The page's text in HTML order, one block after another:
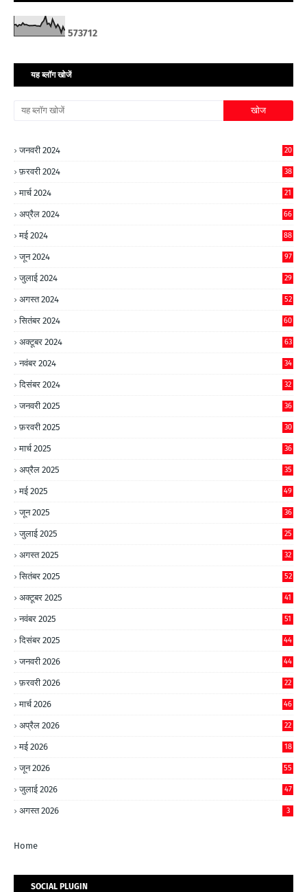
573712
यह ब्लॉग खोजें
जनवरी 2024 20
फ़रवरी 2024 38
मार्च 2024 21
अप्रैल 2024 66
मई 2024 88
जून 2024 97
जुलाई 2024 29
अगस्त 2024 52
सितंबर 2024 60
अक्टूबर 2024 63
नवंबर 2024 34
दिसंबर 2024 32
जनवरी 2025 36
फ़रवरी 2025 30
मार्च 2025 36
अप्रैल 2025 35
मई 2025 49
जून 2025 36
जुलाई 2025 25
अगस्त 2025 32
सितंबर 2025 52
अक्टूबर 2025 41
नवंबर 2025 51
दिसंबर 2025 44
जनवरी 2026 44
फ़रवरी 2026 22
मार्च 2026 46
अप्रैल 2026 22
मई 2026 18
जून 2026 55
जुलाई 2026 47
अगस्त 2026 3
Home
SOCIAL PLUGIN